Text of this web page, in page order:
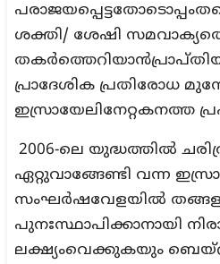
ശക്തി/ ശേഷി
പ്രാദേശിക പ്രതിരോധ
ഇസ്രായേലിനേറ്റകനത്ത
2006-ലെ യുദ്ധത്തില്‍
ഏറ്റുവാങ്ങേണ്ടി വന്ന
സംഘര്‍ഷവേളയില്‍
പുനഃസ്ഥാപിക്കാനായി
ലക്ഷ്യംവെക്കുകയും